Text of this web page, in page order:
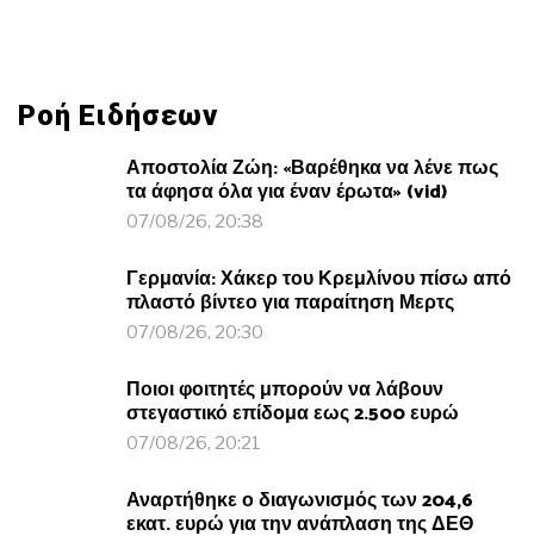
Ροή Ειδήσεων
Αποστολία Ζώη: «Βαρέθηκα να λένε πως
τα άφησα όλα για έναν έρωτα» (vid)
07/08/26, 20:38
Γερμανία: Χάκερ του Κρεμλίνου πίσω από
πλαστό βίντεο για παραίτηση Μερτς
07/08/26, 20:30
Ποιοι φοιτητές μπορούν να λάβουν
στεγαστικό επίδομα εως 2.500 ευρώ
07/08/26, 20:21
Αναρτήθηκε ο διαγωνισμός των 204,6
εκατ. ευρώ για την ανάπλαση της ΔΕΘ